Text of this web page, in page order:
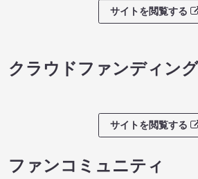
サイトを閲覧する
クラウドファンディング
サイトを閲覧する
ファンコミュニティ